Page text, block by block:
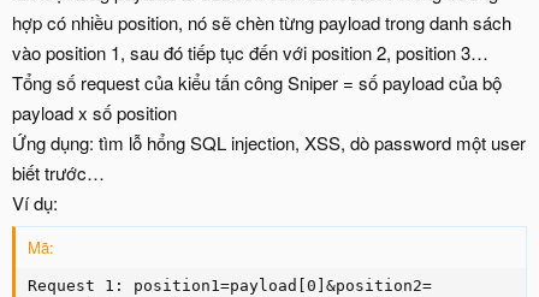
hợp có nhiều position, nó sẽ chèn từng payload trong danh sách
vào position 1, sau đó tiếp tục đến với position 2, position 3…
Tổng số request của kiểu tấn công Sniper = số payload của bộ
payload x số position
Ứng dụng: tìm lỗ hổng SQL injection, XSS, dò password một user
biết trước…
Ví dụ:
Mã:
Request 1: position1=payload[0]&position2=